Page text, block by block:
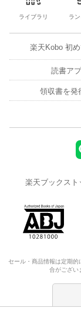
ライブラリ ラ
楽天Kobo 初
読書ア
領収書を発
楽天ブックスト
セール・商品情報は定期
合がござい